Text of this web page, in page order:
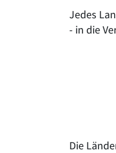
Jedes
- in die
Die